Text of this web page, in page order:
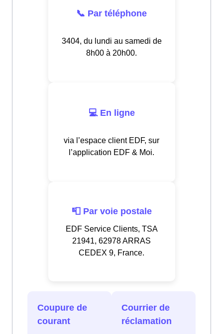
📞 Par téléphone
3404, du lundi au samedi de
8h00 à 20h00.
💻 En ligne
via l’espace client EDF, sur
l’application EDF & Moi.
📮 Par voie postale
EDF Service Clients, TSA
21941, 62978 ARRAS
CEDEX 9, France.
Coupure de
courant
Courrier de
réclamation